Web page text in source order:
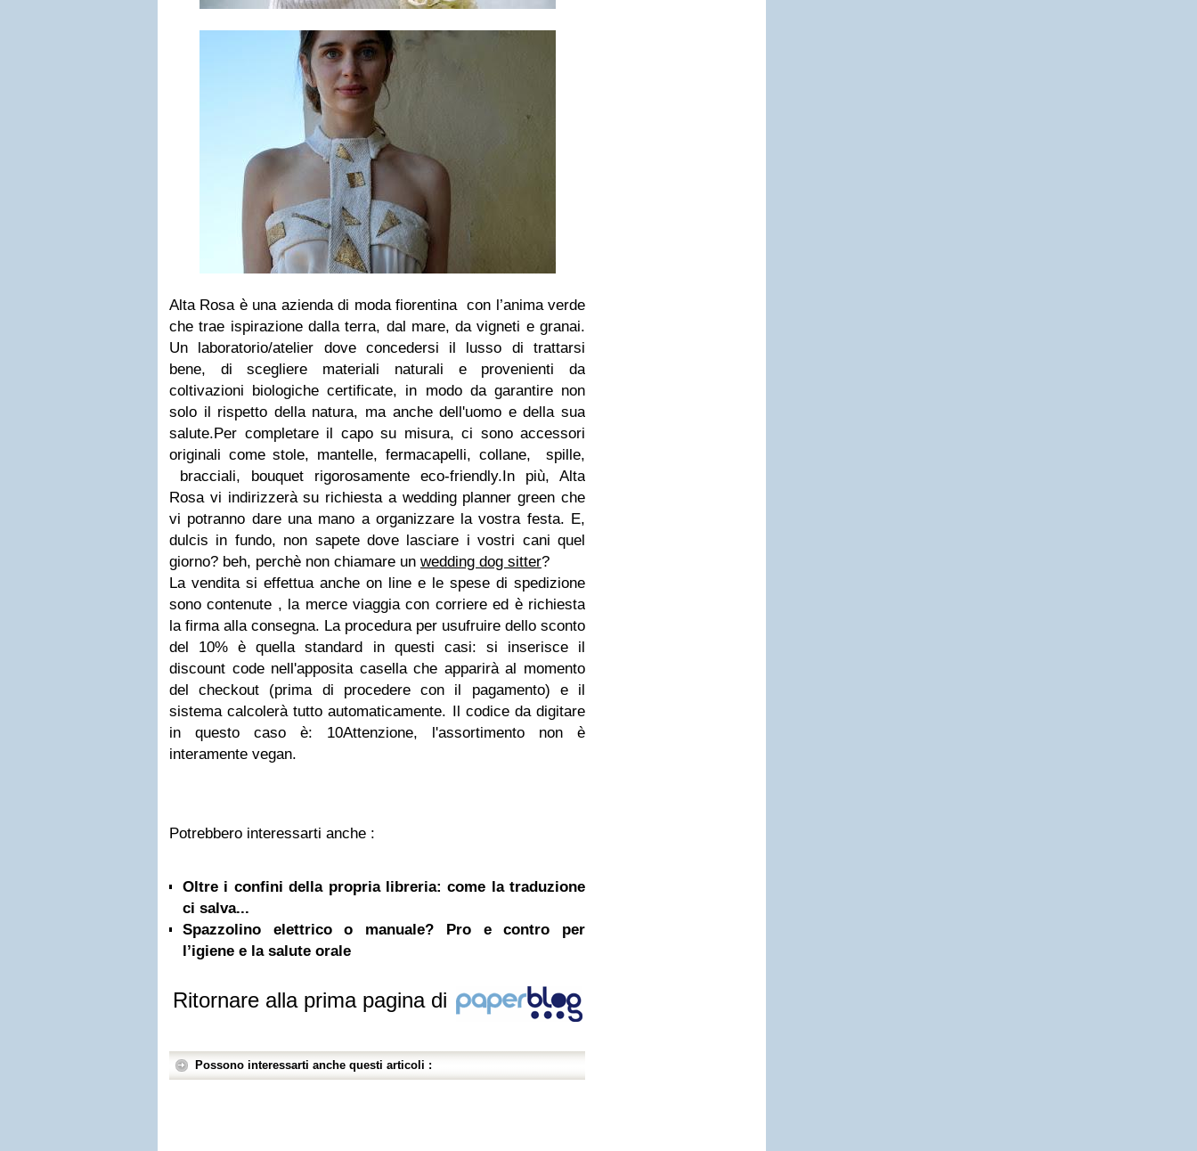
Alta Rosa è una azienda di moda fiorentina con l’anima verde
che trae ispirazione dalla terra, dal mare, da vigneti e granai.
Un laboratorio/atelier dove concedersi il lusso di trattarsi
bene, di scegliere materiali naturali e provenienti da
coltivazioni biologiche certificate, in modo da garantire non
solo il rispetto della natura, ma anche dell'uomo e della sua
salute.Per completare il capo su misura, ci sono accessori
originali come stole, mantelle, fermacapelli, collane, spille,
bracciali, bouquet rigorosamente eco-friendly.In più, Alta
Rosa vi indirizzerà su richiesta a wedding planner green che
vi potranno dare una mano a organizzare la vostra festa. E,
dulcis in fundo, non sapete dove lasciare i vostri cani quel
giorno? beh, perchè non chiamare un wedding dog sitter?
La vendita si effettua anche on line e le spese di spedizione
sono contenute , la merce viaggia con corriere ed è richiesta
la firma alla consegna. La procedura per usufruire dello sconto
del 10% è quella standard in questi casi: si inserisce il
discount code nell'apposita casella che apparirà al momento
del checkout (prima di procedere con il pagamento) e il
sistema calcolerà tutto automaticamente. Il codice da digitare
in questo caso è: 10Attenzione, l'assortimento non è
interamente vegan.
Potrebbero interessarti anche :
Oltre i confini della propria libreria: come la traduzione
ci salva...
Spazzolino elettrico o manuale? Pro e contro per
l’igiene e la salute orale
Ritornare alla prima pagina di
Possono interessarti anche questi articoli :